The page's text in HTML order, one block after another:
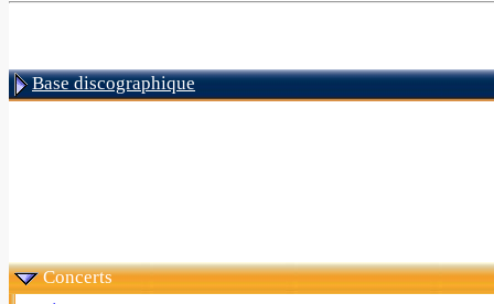
Base discographique
Concerts